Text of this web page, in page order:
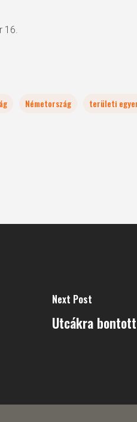
16.
Németország területi
Next Post
Utcákra